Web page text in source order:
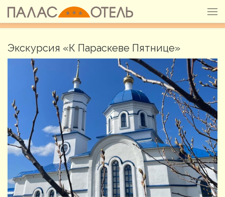
Перейти к содержимому
Экскурсия «К Параскеве Пятнице»